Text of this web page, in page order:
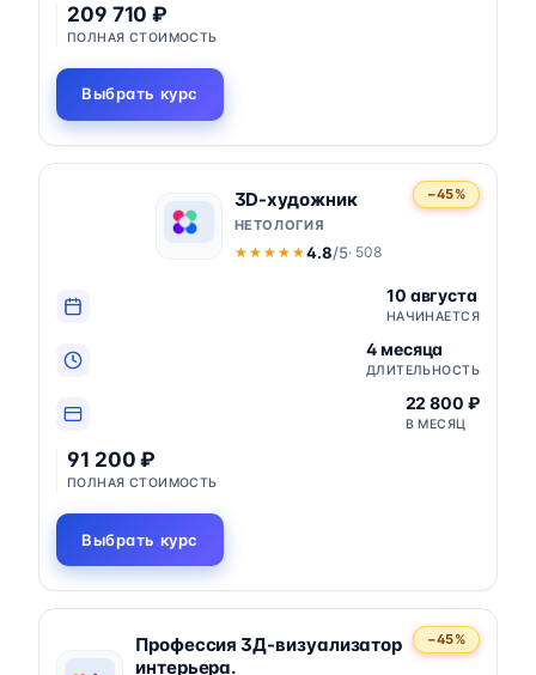
209 710 ₽
ПОЛНАЯ СТОИМОСТЬ
Выбрать курс
−45%
3D-художник
НЕТОЛОГИЯ
★★★★★
★★★★★ 4.8/5· 508
10 августа
НАЧИНАЕТСЯ
4 месяца
ДЛИТЕЛЬНОСТЬ
22 800 ₽
В МЕСЯЦ
91 200 ₽
ПОЛНАЯ СТОИМОСТЬ
Выбрать курс
−45%
Профессия 3Д-визуализатор
интерьера.